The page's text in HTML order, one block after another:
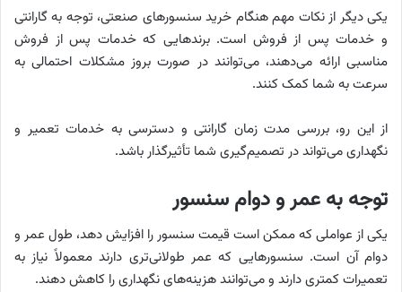
یکی دیگر از نکات مهم هنگام خرید سنسورهای صنعتی، توجه به گارانتی
و خدمات پس از فروش است. برندهایی که خدمات پس از فروش
مناسبی ارائه می‌دهند، می‌توانند در صورت بروز مشکلات احتمالی به
سرعت به شما کمک کنند.
از این رو، بررسی مدت زمان گارانتی و دسترسی به خدمات تعمیر و
نگهداری می‌تواند در تصمیم‌گیری شما تأثیرگذار باشد.
توجه به عمر و دوام سنسور
یکی از عواملی که ممکن است قیمت سنسور را افزایش دهد، طول عمر و
دوام آن است. سنسورهایی که عمر طولانی‌تری دارند معمولاً نیاز به
تعمیرات کمتری دارند و می‌توانند هزینه‌های نگهداری را کاهش دهند.